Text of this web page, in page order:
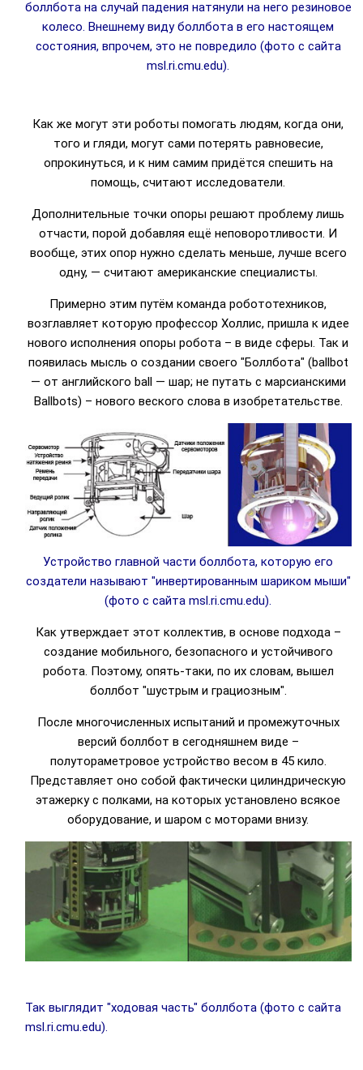
боллбота на случай падения натянули на него резиновое
колесо. Внешнему виду боллбота в его настоящем
состояния, впрочем, это не повредило (фото с сайта
msl.ri.cmu.edu).
Как же могут эти роботы помогать людям, когда они,
того и гляди, могут сами потерять равновесие,
опрокинуться, и к ним самим придётся спешить на
помощь, считают исследователи.
Дополнительные точки опоры решают проблему лишь
отчасти, порой добавляя ещё неповоротливости. И
вообще, этих опор нужно сделать меньше, лучше всего
одну, — считают американские специалисты.
Примерно этим путём команда робототехников,
возглавляет которую профессор Холлис, пришла к идее
нового исполнения опоры робота – в виде сферы. Так и
появилась мысль о создании своего "Боллбота" (ballbot
— от английского ball — шар; не путать с марсианскими
Ballbots) – нового веского слова в изобретательстве.
Устройство главной части боллбота, которую его
создатели называют "инвертированным шариком мыши"
(фото с сайта msl.ri.cmu.edu).
Как утверждает этот коллектив, в основе подхода –
создание мобильного, безопасного и устойчивого
робота. Поэтому, опять-таки, по их словам, вышел
боллбот "шустрым и грациозным".
После многочисленных испытаний и промежуточных
версий боллбот в сегодняшнем виде –
полутораметровое устройство весом в 45 кило.
Представляет оно собой фактически цилиндрическую
этажерку с полками, на которых установлено всякое
оборудование, и шаром с моторами внизу.
Так выглядит "ходовая часть" боллбота (фото с сайта
msl.ri.cmu.edu).